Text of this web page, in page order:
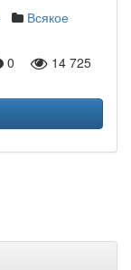
Всякое
0 14 725